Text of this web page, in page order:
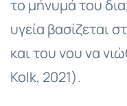
το μήνυμά του
υγεία βασίζεται
και του νου να
Kolk, 2021).